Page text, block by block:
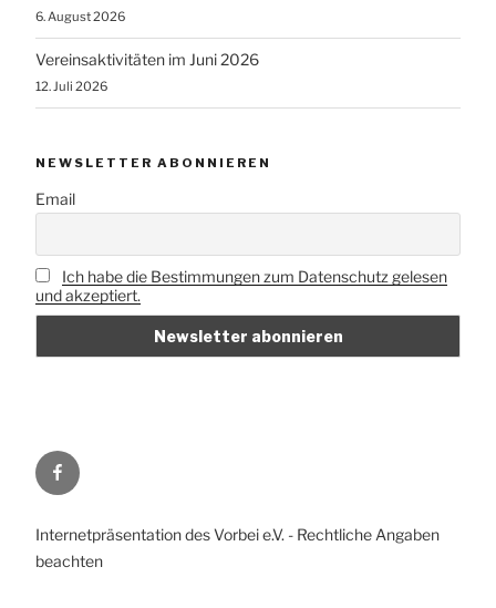
6. August 2026
Vereinsaktivitäten im Juni 2026
12. Juli 2026
NEWSLETTER ABONNIEREN
Email
Ich habe die Bestimmungen zum Datenschutz gelesen
und akzeptiert.
Vorbei
e.V.
Facebook
Internetpräsentation des Vorbei e.V. - Rechtliche Angaben
beachten